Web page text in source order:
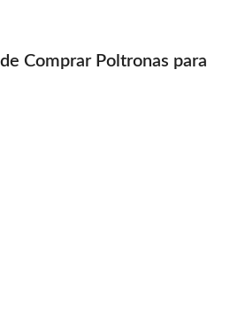
Comprar Poltronas para